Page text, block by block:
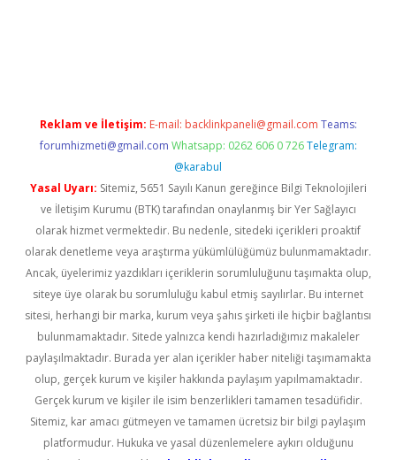
Reklam ve İletişim: E-mail: backlinkpaneli@gmail.com Teams:
forumhizmeti@gmail.com Whatsapp: 0262 606 0 726 Telegram:
@karabul
Yasal Uyarı: Sitemiz, 5651 Sayılı Kanun gereğince Bilgi Teknolojileri
ve İletişim Kurumu (BTK) tarafından onaylanmış bir Yer Sağlayıcı
olarak hizmet vermektedir. Bu nedenle, sitedeki içerikleri proaktif
olarak denetleme veya araştırma yükümlülüğümüz bulunmamaktadır.
Ancak, üyelerimiz yazdıkları içeriklerin sorumluluğunu taşımakta olup,
siteye üye olarak bu sorumluluğu kabul etmiş sayılırlar. Bu internet
sitesi, herhangi bir marka, kurum veya şahıs şirketi ile hiçbir bağlantısı
bulunmamaktadır. Sitede yalnızca kendi hazırladığımız makaleler
paylaşılmaktadır. Burada yer alan içerikler haber niteliği taşımamakta
olup, gerçek kurum ve kişiler hakkında paylaşım yapılmamaktadır.
Gerçek kurum ve kişiler ile isim benzerlikleri tamamen tesadüfidir.
Sitemiz, kar amacı gütmeyen ve tamamen ücretsiz bir bilgi paylaşım
platformudur. Hukuka ve yasal düzenlemelere aykırı olduğunu